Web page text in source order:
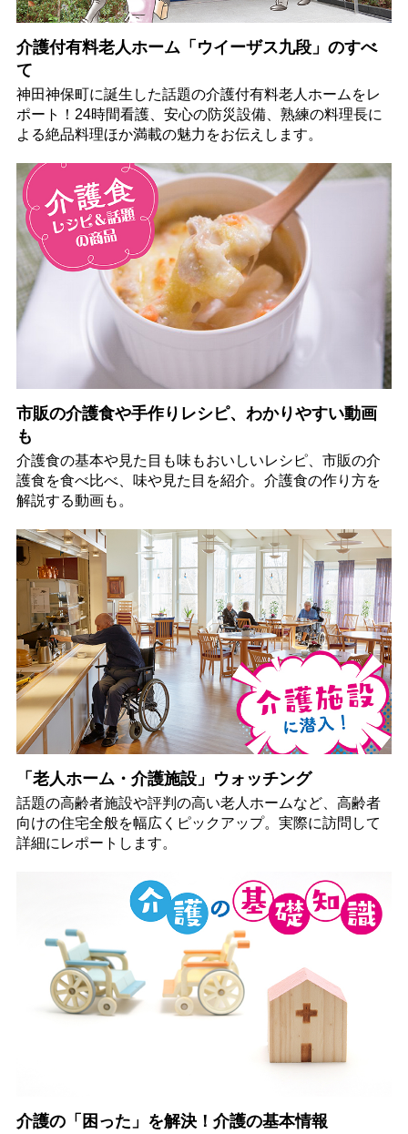
介護付有料老人ホーム「ウイーザス九段」のすべ
て
神田神保町に誕生した話題の介護付有料老人ホームをレ
ポート！24時間看護、安心の防災設備、熟練の料理長に
よる絶品料理ほか満載の魅力をお伝えします。
市販の介護食や手作りレシピ、わかりやすい動画
も
介護食の基本や見た目も味もおいしいレシピ、市販の介
護食を食べ比べ、味や見た目を紹介。介護食の作り方を
解説する動画も。
「老人ホーム・介護施設」ウォッチング
話題の高齢者施設や評判の高い老人ホームなど、高齢者
向けの住宅全般を幅広くピックアップ。実際に訪問して
詳細にレポートします。
介護の「困った」を解決！介護の基本情報